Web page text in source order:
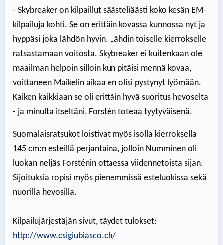
- Skybreaker on kilpaillut säästeliäästi koko kesän EM-
kilpailuja kohti. Se on erittäin kovassa kunnossa nyt ja
hyppäsi joka lähdön hyvin. Lähdin toiselle kierrokselle
ratsastamaan voitosta. Skybreaker ei kuitenkaan ole
maailman helpoin silloin kun pitäisi mennä kovaa,
voittaneen Maikelin aikaa en olisi pystynyt lyömään.
Kaiken kaikkiaan se oli erittäin hyvä suoritus hevoselta
- ja minulta itseltäni, Forstén toteaa tyytyväisenä.
Suomalaisratsukot loistivat myös isolla kierroksella
145 cm:n esteillä perjantaina, jolloin Numminen oli
luokan neljäs Forsténin ottaessa viidennetoista sijan.
Sijoituksia ropisi myös pienemmissä esteluokissa sekä
nuorilla hevosilla.
Kilpailujärjestäjän sivut, täydet tulokset:
http://www.csigiubiasco.ch/